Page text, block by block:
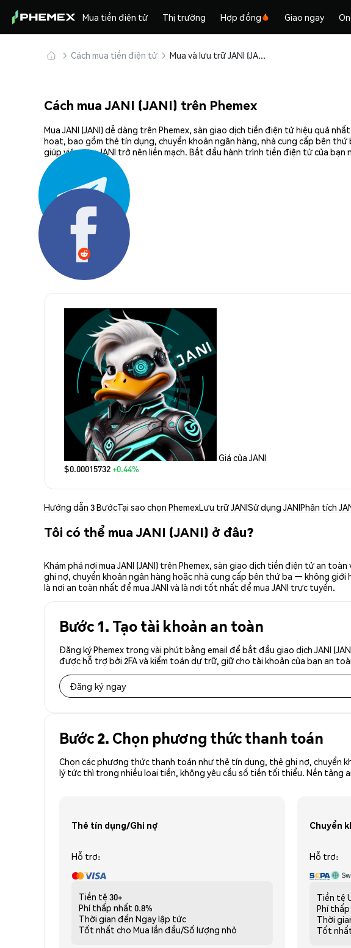
Mua tiền điện tử Thị trường Hợp đồng Giao ngay
Cách mua tiền điện tử Mua và lưu trữ JANI (JANI) an toàn
Cách mua JANI (JANI) trên Phemex
Mua JANI (JANI) dễ dàng trên Phemex, sàn giao dịch tiền điện tử hiệu quả
hoạt, bao gồm thẻ tín dụng, chuyển khoản ngân hàng, nhà cung cấp bên
giúp việc mua JANI trở nên liền mạch. Bắt đầu hành trình tiền điện tử của
Chia sẻ:
Giá của JANI
$0.00015732+0.44%
Hướng dẫn 3 BướcTại sao chọn PhemexLưu trữ JANISử dụng JANIPhân tích
Tôi có thể mua JANI (JANI) ở đâu?
Khám phá nơi mua JANI (JANI) trên Phemex, sàn giao dịch tiền điện tử an
ghi nợ, chuyển khoản ngân hàng hoặc nhà cung cấp bên thứ ba — không
là nơi an toàn nhất để mua JANI và là nơi tốt nhất để mua JANI trực tuyến.
Bước 1. Tạo tài khoản an toàn
Đăng ký Phemex trong vài phút bằng email để bắt đầu giao dịch JANI
được hỗ trợ bởi 2FA và kiểm toán dự trữ, giữ cho tài khoản của bạn an
Đăng ký ngay
Bước 2. Chọn phương thức thanh toán
Chọn các phương thức thanh toán như thẻ tín dụng, thẻ ghi nợ, chuyển
lý tức thì trong nhiều loại tiền, không yêu cầu số tiền tối thiểu. Nền tảng
Thẻ tín dụng/Ghi nợ
Hỗ trợ:
Tiền tệ 30+
Phí thấp nhất 0.8%
Thời gian đến Ngay lập tức
Tốt nhất cho Mua lần đầu/Số lượng nhỏ
Chuyển
Hỗ trợ:
Tiền tệ
Phí
Thời
Tốt